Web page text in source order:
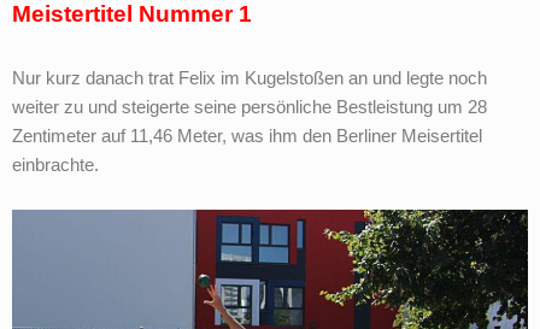
Meistertitel Nummer 1
Nur kurz danach trat Felix im Kugelstoßen an und legte noch
weiter zu und steigerte seine persönliche Bestleistung um 28
Zentimeter auf 11,46 Meter, was ihm den Berliner Meisertitel
einbrachte.